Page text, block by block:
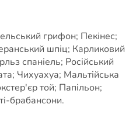
грифон; Пекінес;
шпіц; Карликовий
спаніель; Російський
Чихуахуа; Мальтійська
той; Папільон;
брабансони.